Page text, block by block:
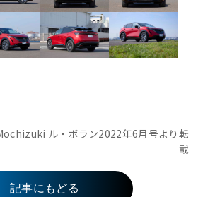
ル・ボラン2022年6月号より転
載
記事にもどる